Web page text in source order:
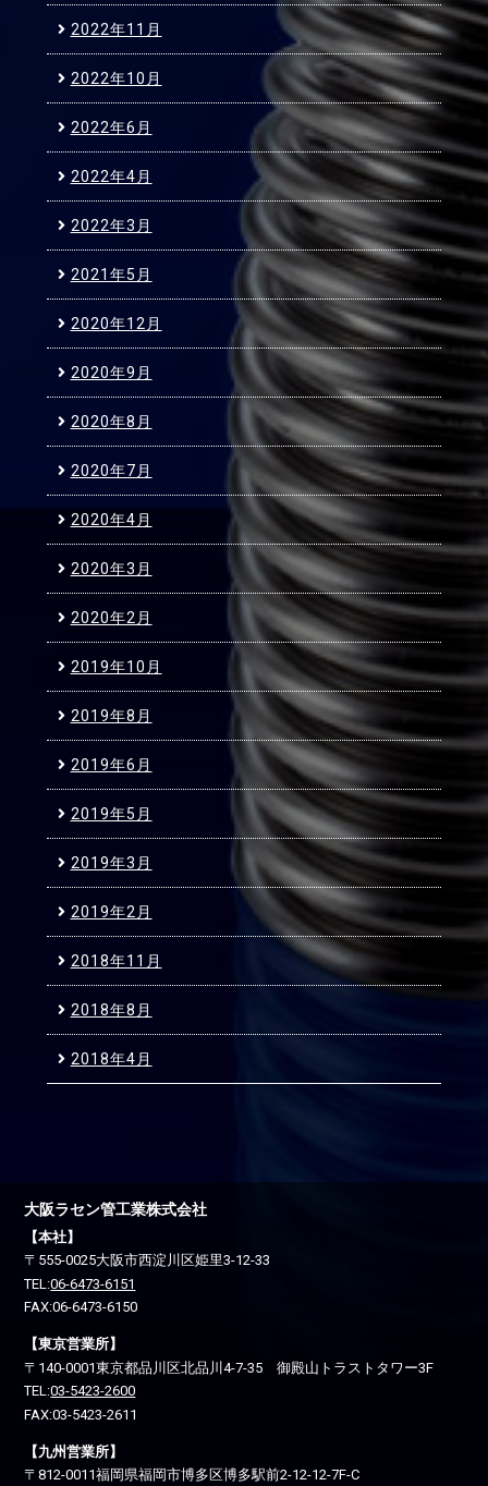
2022年11月
2022年10月
2022年6月
2022年4月
2022年3月
2021年5月
2020年12月
2020年9月
2020年8月
2020年7月
2020年4月
2020年3月
2020年2月
2019年10月
2019年8月
2019年6月
2019年5月
2019年3月
2019年2月
2018年11月
2018年8月
2018年4月
大阪ラセン管工業株式会社
【本社】
〒555-0025大阪市西淀川区姫里3-12-33
TEL:06-6473-6151
FAX:06-6473-6150
【東京営業所】
〒140-0001東京都品川区北品川4-7-35 御殿山トラストタワー3F
TEL:03-5423-2600
FAX:03-5423-2611
【九州営業所】
〒812-0011福岡県福岡市博多区博多駅前2-12-12-7F-C